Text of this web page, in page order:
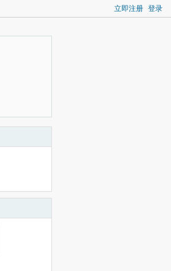
立即注册 登录